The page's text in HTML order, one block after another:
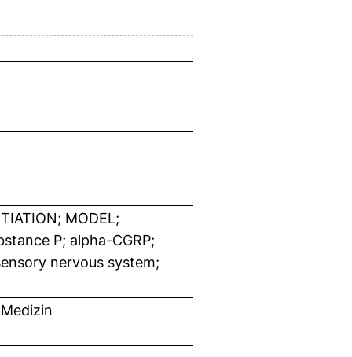
MODEL;
P; alpha-CGRP;
nervous system;